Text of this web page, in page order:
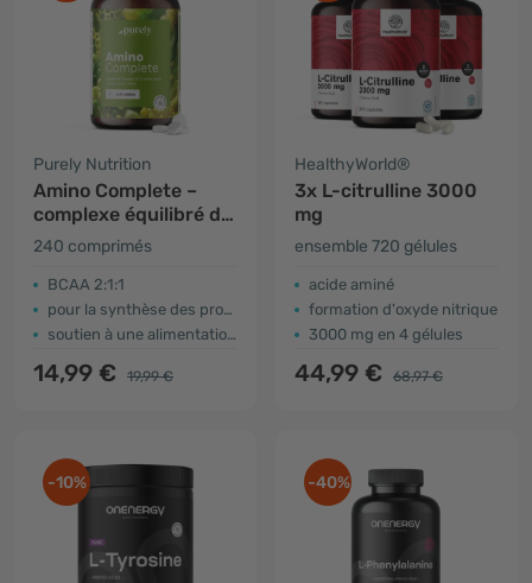
Purely Nutrition
Amino Complete –
complexe équilibré de
12 acides aminés
240 comprimés
BCAA 2:1:1
pour la synthèse des protéines dans le corps
soutien à une alimentation équilibrée
14,99 € 19,99 €
HealthyWorld®
3x L-citrulline 3000
mg
ensemble 720 gélules
acide aminé
formation d'oxyde nitrique
3000 mg en 4 gélules
44,99 € 68,97 €
-10% -40%